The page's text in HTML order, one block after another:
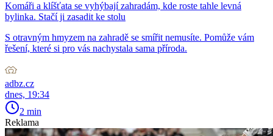
Komáři a klíšťata se vyhýbají zahradám, kde roste tahle levná
bylinka. Stačí ji zasadit ke stolu
S otravným hmyzem na zahradě se smířit nemusíte. Pomůže vám
řešení, které si pro vás nachystala sama příroda.
adbz.cz
dnes, 19:34
2 min
Reklama